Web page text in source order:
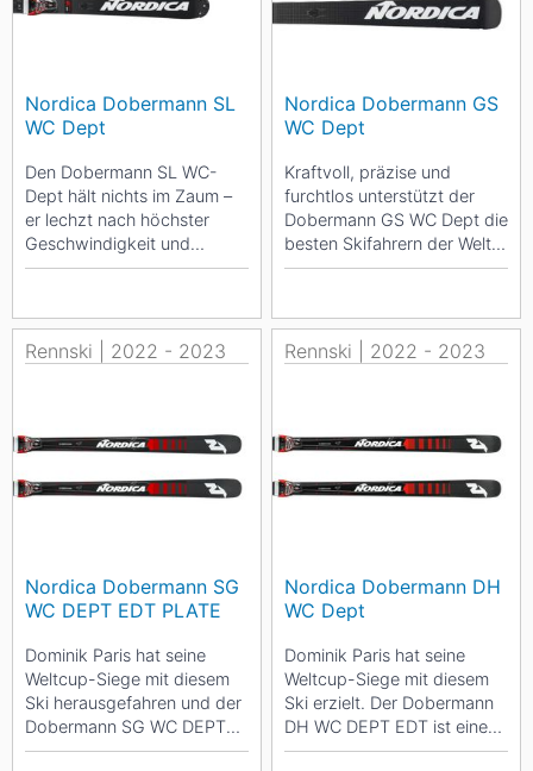
Nordica Dobermann SL
WC Dept
Den Dobermann SL WC-
Dept hält nichts im Zaum –
er lechzt nach höchster
Geschwindigkeit und
überzeugt gleichzeitig mit
Nordica Dobermann GS
WC Dept
Kraftvoll, präzise und
furchtlos unterstützt der
Dobermann GS WC Dept die
besten Skifahrern der Welt,
ihr volles Potenzial zu
Rennski | 2022 - 2023
Nordica Dobermann SG
WC DEPT EDT PLATE
Dominik Paris hat seine
Weltcup-Siege mit diesem
Ski herausgefahren und der
Dobermann SG WC DEPT
EDT ist die zuverlässige
Rennski | 2022 - 2023
Nordica Dobermann DH
WC Dept
Dominik Paris hat seine
Weltcup-Siege mit diesem
Ski erzielt. Der Dobermann
DH WC DEPT EDT ist eine
Waffe von Nordica - perfekt